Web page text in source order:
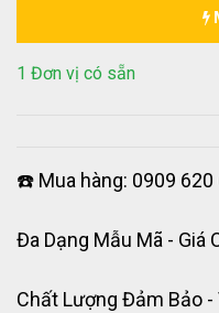
1 Đơn vị có sẵn
☎️ Mua hàng: 0909 620
Đa Dạng Mẫu Mã - Giá
Chất Lượng Đảm Bảo -